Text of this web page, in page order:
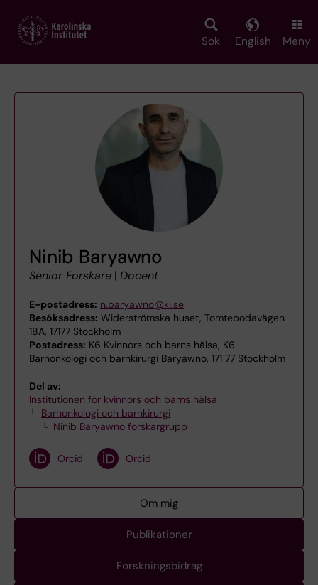
main
Sök English Meny
Ninib Baryawno
Senior Forskare | Docent
E-postadress: n.baryawno@ki.se
Besöksadress: Widerströmska huset, Tomtebodavägen
18A, 17177 Stockholm
Postadress: K6 Kvinnors och barns hälsa, K6
Barnonkologi och barnkirurgi Baryawno, 171 77 Stockholm
Del av:
Institutionen för kvinnors och barns hälsa
Barnonkologi och barnkirurgi
Ninib Baryawno forskargrupp
Orcid Orcid
Om mig
Publikationer
Forskningsbidrag